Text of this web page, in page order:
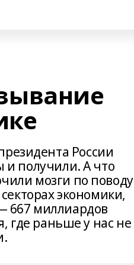
России
и получили. А что
мозги по поводу
экономики,
667 миллиардов
где раньше у нас не